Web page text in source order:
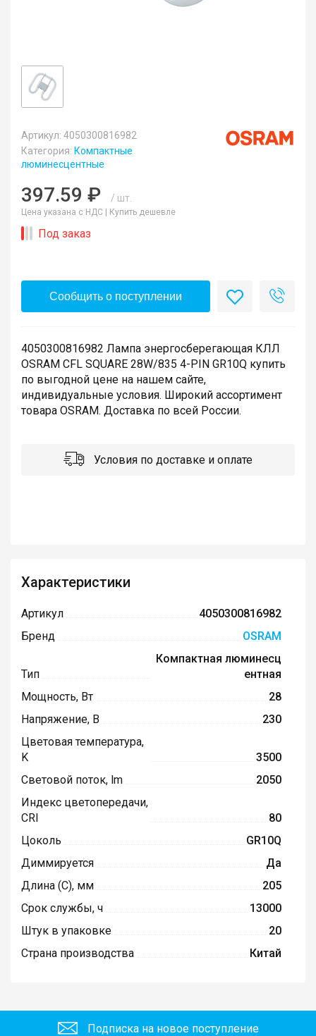
Артикул: 4050300816982
Категория: Компактные
люминесцентные
397.59 ₽ / шт.
Цена указана с НДС | Купить дешевле
Под заказ
Сообщить о поступлении
4050300816982 Лампа энергосберегающая КЛЛ
OSRAM CFL SQUARE 28W/835 4-PIN GR10Q купить
по выгодной цене на нашем сайте,
индивидуальные условия. Широкий ассортимент
товара OSRAM. Доставка по всей России.
Условия по доставке и оплате
Характеристики
Артикул
4050300816982
Бренд
OSRAM
Тип
Компактная люминесц
ентная
Мощность, Вт
28
Напряжение, В
230
Цветовая температура,
K
3500
Световой поток, lm
2050
Индекс цветопередачи,
CRI
80
Цоколь
GR10Q
Диммируется
Да
Длина (C), мм
205
Срок службы, ч
13000
Штук в упаковке
20
Страна производства
Китай
Подписка на новое поступление